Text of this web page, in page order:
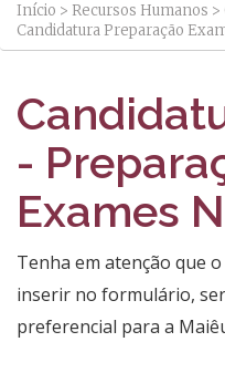
Início > Recursos Humanos >
Candidatura Preparação
-
Exames
Tenha em atenção que o
inserir no formulário,
preferencial para a